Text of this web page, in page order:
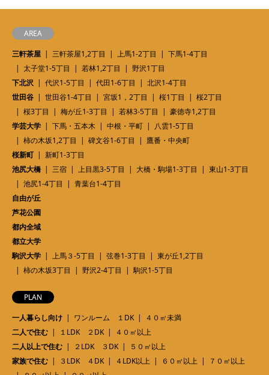
AREA
三軒茶屋
三軒茶屋1,2丁目 上馬1-2丁目
下馬1-4丁目
太子堂1-5丁目
若林1,2丁目
野沢1丁目
下北沢
代沢1-5丁目 代田1-6丁目
北沢1-4丁目
世田谷
世田谷1-4丁目 宮坂1，2丁目 桜1丁目
桜2丁目
桜3丁目
梅が丘1-3丁目 若林3-5丁目
豪徳寺1,2丁目
学芸大学
下馬・五本木 中根・平町
八雲1-5丁目
柿の木坂1,2丁目
碑文谷1-6丁目
鷹番・中央町
桜新町
新町1-3丁目
池尻大橋
三宿 上目黒3-5丁目 大橋・駒場1-3丁目
東山1-3丁目
池尻1-4丁目
青葉台1-4丁目
自由が丘
芦花公園
都内全域
都立大学
駒沢大学
上馬３-5丁目 弦巻1-3丁目
東が丘1,2丁目
柿の木坂3丁目
野沢2-4丁目 駒沢1-5丁目
PLAN
一人暮らし向け
ワンルーム １DK
４０㎡未満
二人で住む
１LDK ２DK
４０㎡以上
二人以上で住む
２LDK ３DK
５０㎡以上
家族で住む
３LDK ４DK ４LDK以上 ６０㎡以上
７０㎡以上